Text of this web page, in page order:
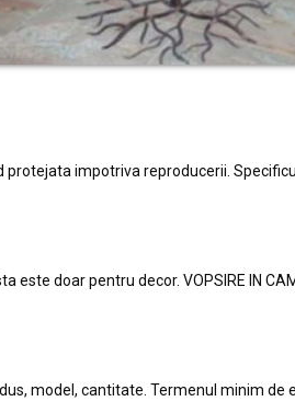
protejata impotriva reproducerii.
este doar pentru decor. VOPSIRE IN
model, cantitate. Termenul minim de